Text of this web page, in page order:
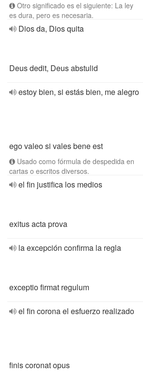
Otro significado es el siguiente: La ley
es dura, pero es necesaria.
Dios da, Dios quita
Deus dedit, Deus abstulid
estoy bien, si estás bien, me alegro
ego valeo si vales bene est
Usado como fórmula de despedida en
cartas o escritos diversos.
el fin justifica los medios
exitus acta prova
la excepción confirma la regla
exceptio firmat regulum
el fin corona el esfuerzo realizado
finis coronat opus